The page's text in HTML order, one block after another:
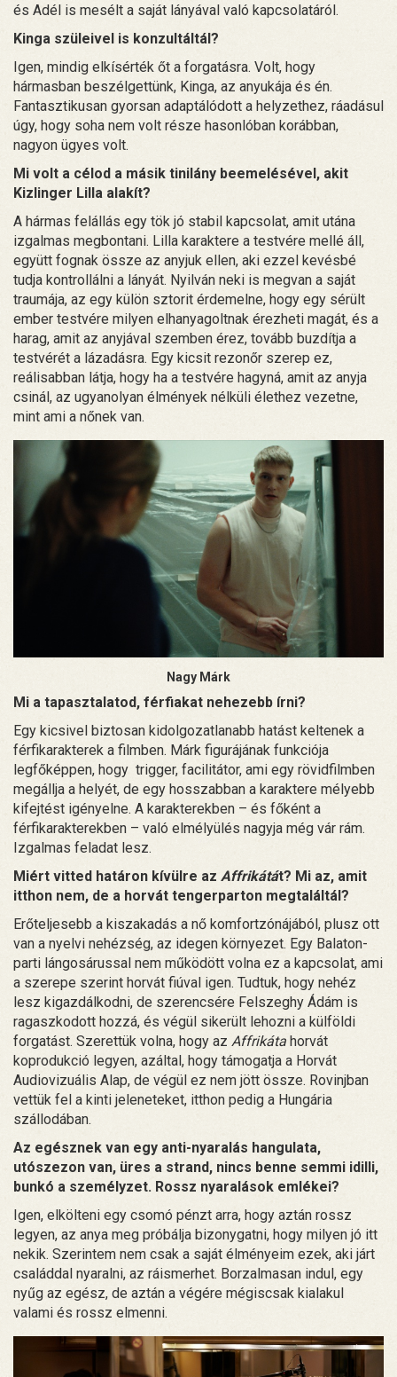
és Adél is mesélt a saját lányával való kapcsolatáról.
Kinga szüleivel is konzultáltál?
Igen, mindig elkísérték őt a forgatásra. Volt, hogy
hármasban beszélgettünk, Kinga, az anyukája és én.
Fantasztikusan gyorsan adaptálódott a helyzethez, ráadásul
úgy, hogy soha nem volt része hasonlóban korábban,
nagyon ügyes volt.
Mi volt a célod a másik tinilány beemelésével, akit
Kizlinger Lilla alakít?
A hármas felállás egy tök jó stabil kapcsolat, amit utána
izgalmas megbontani. Lilla karaktere a testvére mellé áll,
együtt fognak össze az anyjuk ellen, aki ezzel kevésbé
tudja kontrollálni a lányát. Nyilván neki is megvan a saját
traumája, az egy külön sztorit érdemelne, hogy egy sérült
ember testvére milyen elhanyagoltnak érezheti magát, és a
harag, amit az anyjával szemben érez, tovább buzdítja a
testvérét a lázadásra. Egy kicsit rezonőr szerep ez,
reálisabban látja, hogy ha a testvére hagyná, amit az anyja
csinál, az ugyanolyan élmények nélküli élethez vezetne,
mint ami a nőnek van.
Nagy Márk
Mi a tapasztalatod, férfiakat nehezebb írni?
Egy kicsivel biztosan kidolgozatlanabb hatást keltenek a
férfikarakterek a filmben. Márk figurájának funkciója
legfőképpen, hogy trigger, facilitátor, ami egy rövidfilmben
megállja a helyét, de egy hosszabban a karaktere mélyebb
kifejtést igényelne. A karakterekben – és főként a
férfikarakterekben – való elmélyülés nagyja még vár rám.
Izgalmas feladat lesz.
Miért vitted határon kívülre az Affrikátát? Mi az, amit
itthon nem, de a horvát tengerparton megtaláltál?
Erőteljesebb a kiszakadás a nő komfortzónájából, plusz ott
van a nyelvi nehézség, az idegen környezet. Egy Balaton-
parti lángosárussal nem működött volna ez a kapcsolat, ami
a szerepe szerint horvát fiúval igen. Tudtuk, hogy nehéz
lesz kigazdálkodni, de szerencsére Felszeghy Ádám is
ragaszkodott hozzá, és végül sikerült lehozni a külföldi
forgatást. Szerettük volna, hogy az Affrikáta horvát
koprodukció legyen, azáltal, hogy támogatja a Horvát
Audiovizuális Alap, de végül ez nem jött össze. Rovinjban
vettük fel a kinti jeleneteket, itthon pedig a Hungária
szállodában.
Az egésznek van egy anti-nyaralás hangulata,
utószezon van, üres a strand, nincs benne semmi idilli,
bunkó a személyzet. Rossz nyaralások emlékei?
Igen, elkölteni egy csomó pénzt arra, hogy aztán rossz
legyen, az anya meg próbálja bizonygatni, hogy milyen jó itt
nekik. Szerintem nem csak a saját élményeim ezek, aki járt
családdal nyaralni, az ráismerhet. Borzalmasan indul, egy
nyűg az egész, de aztán a végére mégiscsak kialakul
valami és rossz elmenni.